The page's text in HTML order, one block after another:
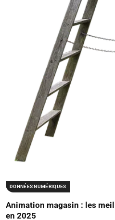
DONNÉES NUMÉRIQUES
Animation magasin : les
en 2025